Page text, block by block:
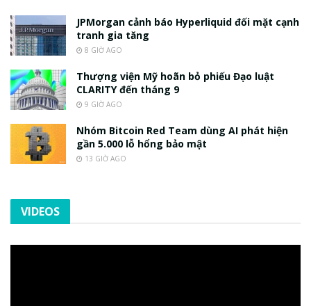
JPMorgan cảnh báo Hyperliquid đối mặt cạnh
tranh gia tăng
8 GIỜ AGO
Thượng viện Mỹ hoãn bỏ phiếu Đạo luật
CLARITY đến tháng 9
9 GIỜ AGO
Nhóm Bitcoin Red Team dùng AI phát hiện
gần 5.000 lỗ hổng bảo mật
13 GIỜ AGO
VIDEOS